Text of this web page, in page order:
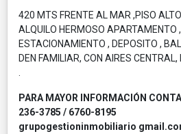
420 MTS FRENTE AL MAR ,PISO
ALQUILO HERMOSO APARTAMENTO
ESTACIONAMIENTO , DEPOSITO ,
DEN FAMILIAR, CON AIRES
PARA MAYOR INFORMACIÓN
236-3785 / 6760-8195
grupogestioninmobiliario